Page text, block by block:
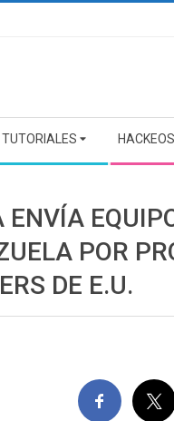
TUTORIALES HACKEOS
ENVÍA
POR
DE E.U.